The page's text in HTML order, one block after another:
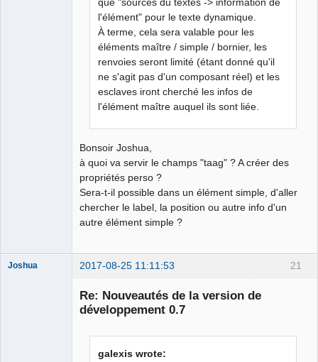
que "sources du textes -> information de
l'élément" pour le texte dynamique.
À terme, cela sera valable pour les
éléments maître / simple / bornier, les
renvoies seront limité (étant donné qu'il
ne s'agit pas d'un composant réel) et les
esclaves iront cherché les infos de
l'élément maître auquel ils sont liée.
Bonsoir Joshua,
à quoi va servir le champs "taag" ? A créer des
propriétés perso ?
Sera-t-il possible dans un élément simple, d'aller
chercher le label, la position ou autre info d'un
autre élément simple ?
21
Joshua 2017-08-25 11:11:53
Re: Nouveautés de la version de
développement 0.7
galexis wrote: